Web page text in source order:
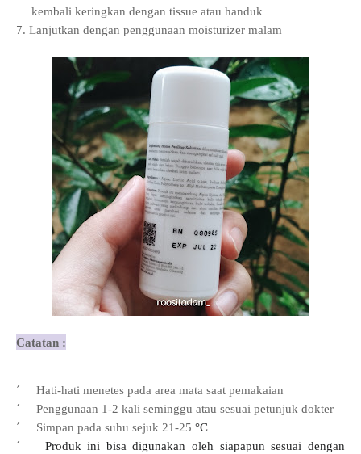
kembali keringkan dengan tissue atau handuk
7. Lanjutkan dengan penggunaan moisturizer malam
Catatan :
´
Hati-hati menetes pada area mata saat pemakaian
´
Penggunaan 1-2 kali seminggu atau sesuai petunjuk dokter
´
Simpan pada suhu sejuk 21-25 °C
´
Produk ini bisa digunakan oleh siapapun sesuai dengan